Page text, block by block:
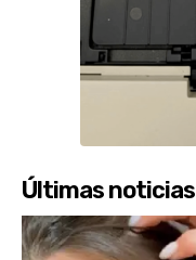
Últimas noticias